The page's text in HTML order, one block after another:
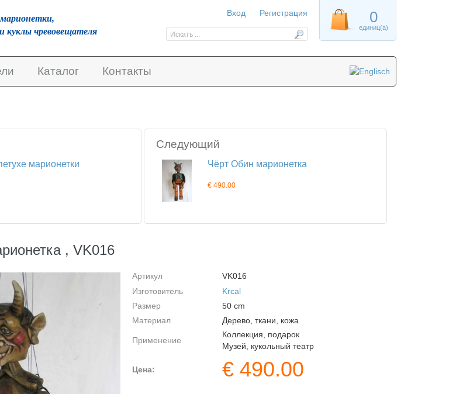
Каталог Контакты
марионетки
Следующий
Чёрт Обин марионетка
€ 490.00
, VK016
Артикул
VK016
Изготовитель
Krcal
Размер
50 cm
Материал
Дерево, ткани, кожа
Применение
Коллекция, подарок
Музей, кукольный театр
Цена: € 490.00
куклы чревовещателя
0
единиц(а)
Вход Регистрация